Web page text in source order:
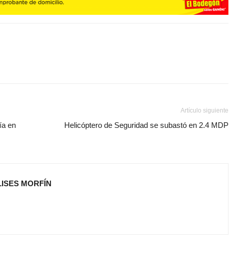
en
Artículo siguiente
Helicóptero de Seguridad se subastó en 2.4 MDP
MORFÍN